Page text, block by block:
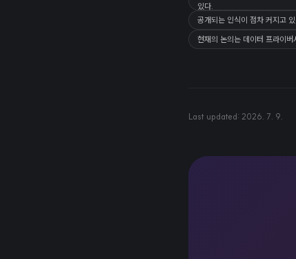
있다.
공개되는 인식이 점차 커지고
현재의 논의는 데이터 프라이
Last updated: 2026. 7. 9.